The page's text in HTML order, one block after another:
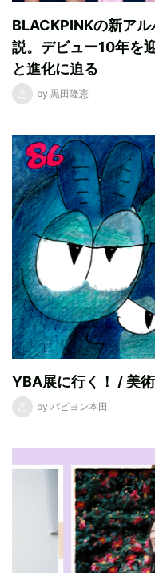
BLACKPINKの新ア
説。デビュー10年を
と進化に迫る
by 黒田隆憲
YBA展に行く！ / 美
by パピヨン本田